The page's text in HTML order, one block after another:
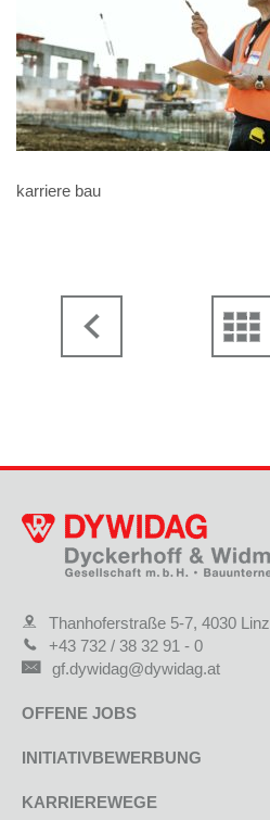
karriere bau
Thanhoferstraße 5-7, 4030 Linz
+43 732 / 38 32 91 - 0
gf.dywidag@dywidag.at
OFFENE JOBS
INITIATIVBEWERBUNG
KARRIEREWEGE